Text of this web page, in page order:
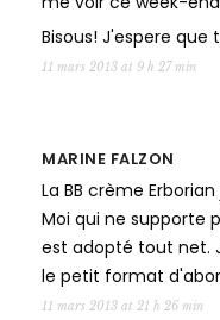
Bisous! J'espere
11 mars 2013 at 9 h 27 min
MARINE FALZON
La BB crème
Moi qui ne supporte
est adopté tout net.
le petit format
11 mars 2013 at 21 h 26 min